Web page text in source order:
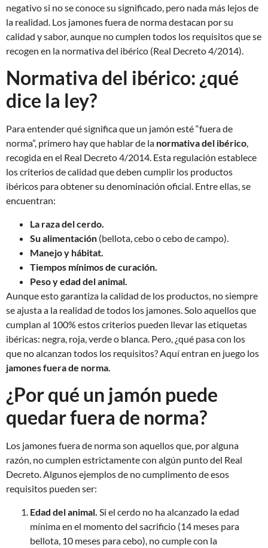
negativo si no se conoce su significado, pero nada más lejos de
la realidad. Los jamones fuera de norma destacan por su
calidad y sabor, aunque no cumplen todos los requisitos que se
recogen en la normativa del ibérico (Real Decreto 4/2014).
Normativa del ibérico: ¿qué
dice la ley?
Para entender qué significa que un jamón esté “fuera de
norma”, primero hay que hablar de la normativa del ibérico,
recogida en el Real Decreto 4/2014. Esta regulación establece
los criterios de calidad que deben cumplir los productos
ibéricos para obtener su denominación oficial. Entre ellas, se
encuentran:
La raza del cerdo.
Su alimentación (bellota, cebo o cebo de campo).
Manejo y hábitat.
Tiempos mínimos de curación.
Peso y edad del animal.
Aunque esto garantiza la calidad de los productos, no siempre
se ajusta a la realidad de todos los jamones. Solo aquellos que
cumplan al 100% estos criterios pueden llevar las etiquetas
ibéricas: negra, roja, verde o blanca. Pero, ¿qué pasa con los
que no alcanzan todos los requisitos? Aquí entran en juego los
jamones fuera de norma.
¿Por qué un jamón puede
quedar fuera de norma?
Los jamones fuera de norma son aquellos que, por alguna
razón, no cumplen estrictamente con algún punto del Real
Decreto. Algunos ejemplos de no cumplimento de esos
requisitos pueden ser:
Edad del animal. Si el cerdo no ha alcanzado la edad
mínima en el momento del sacrificio (14 meses para
bellota, 10 meses para cebo), no cumple con la